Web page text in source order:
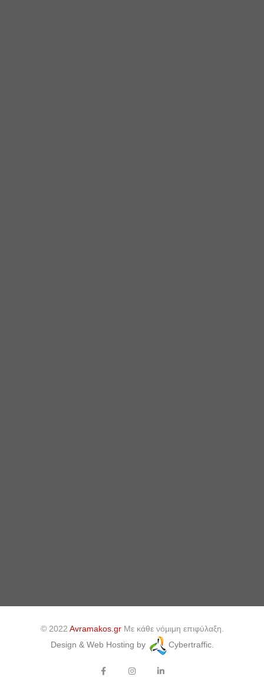
© 2022 Avramakos.grΜε κάθε νόμιμη επιφύλαξη.
Design & Web Hosting by
Cybertraffic.